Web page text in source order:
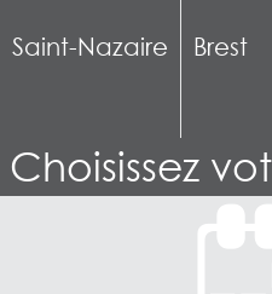
Saint-Nazaire Brest
Choisissez